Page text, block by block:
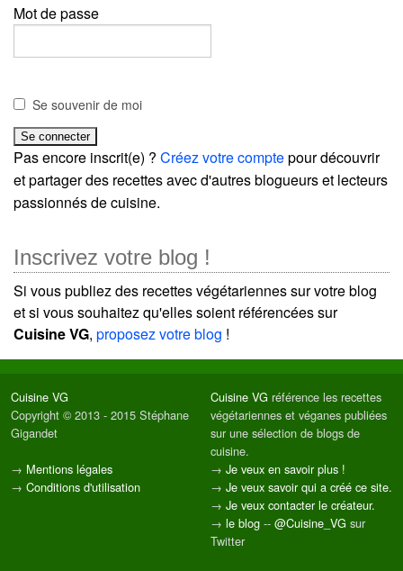
Mot de passe
Se souvenir de moi
Pas encore inscrit(e) ? Créez votre comptepour découvrir
et partager des recettes avec d'autres blogueurs et lecteurs
passionnés de cuisine.
Inscrivez votre blog !
Si vous publiez des recettes végétariennes sur votre blog
et si vous souhaitez qu'elles soient référencées sur
Cuisine VG, proposez votre blog !
Cuisine VG
Copyright © 2013 - 2015 Stéphane
Gigandet
→ Mentions légales
→ Conditions d'utilisation
Cuisine VG référence les recettes
végétariennes et véganes publiées
sur une sélection de blogs de
cuisine.
→ Je veux en savoir plus !
→ Je veux savoir qui a créé ce site.
→ Je veux contacter le créateur.
→ le blog -- @Cuisine_VG sur
Twitter